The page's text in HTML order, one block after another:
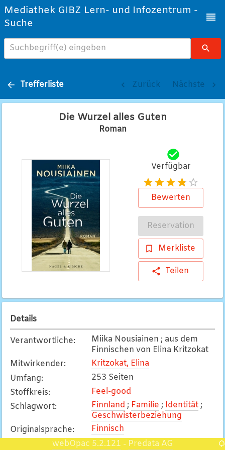
Mediathek GIBZ Lern- und Infozentrum -
Suche
Suchbegriff(e) eingeben
Trefferliste Zurück Nächste
Die Wurzel alles Guten
Roman
Verfügbar
Bewerten
Reservation
Merkliste
Teilen
Details
Verantwortliche:
Miika Nousiainen ; aus dem
Finnischen von Elina Kritzokat
Mitwirkender:
Kritzokat, Elina
Umfang:
253 Seiten
Stoffkreis:
Feel-good
Schlagwort: Finnland ; Familie ; Identität ;
Geschwisterbeziehung
Originalsprache:
Finnisch
Inhaltsangabe:
webOpac 5.2.121 - Predata AG